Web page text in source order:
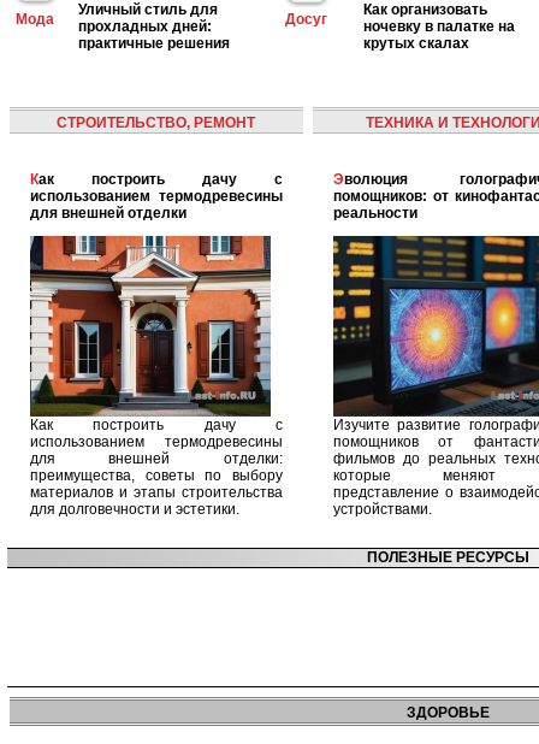
Мода
Уличный стиль для
прохладных дней:
практичные решения
Досуг
Как организовать
ночевку в палатке на
крутых скалах
СТРОИТЕЛЬСТВО, РЕМОНТ
Как построить дачу с
использованием термодревесины
для внешней отделки
Как построить дачу с
использованием термодревесины
для внешней отделки:
преимущества, советы по выбору
материалов и этапы строительства
для долговечности и эстетики.
ТЕХНИКА И
Эволюция голографических
помощников: от
реальности
Изучите развитие
помощников от
фильмов до реальных
которые меняют
представление о
устройствами.
ПОЛЕЗНЫЕ РЕСУРСЫ
ЗДОРОВЬЕ